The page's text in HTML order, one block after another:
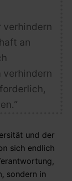
verhindern
an
verhindern
und der
sich endlich
sondern in